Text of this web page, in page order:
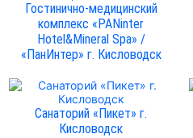
Гостинично-медицинский
комплекс «PANinter
Hotel&Mineral Spa» /
«ПанИнтер» г. Кисловодск
Санаторий «Пикет» г.
Кисловодск